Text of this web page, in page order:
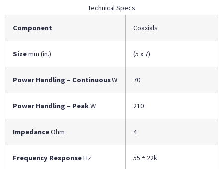
Component Coaxials
Sizemm (in.) (5 x 7)
Power Handling – ContinuousW 70
Power Handling – PeakW 210
ImpedanceOhm 4
Frequency ResponseHz 55 ÷ 22k
Technical Specs